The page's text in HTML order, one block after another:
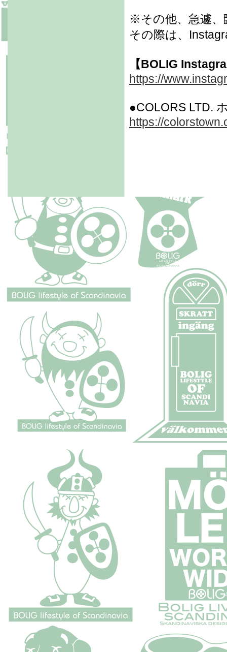
※その他、急遽、
その際は、
【BOLIG
https://
●COLORS LTD.
https://